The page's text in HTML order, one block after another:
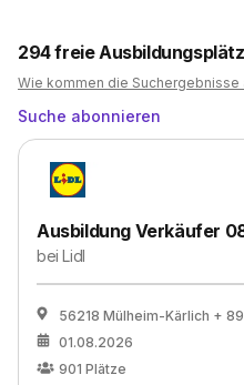
294freie
Wie kommen die
Suche abonnieren
Ausbildung Verkäufer
beiLidl
56218 Mülheim-Kärlich +
01.08.2026
901 Plätze